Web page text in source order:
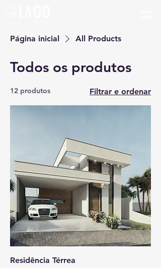
Página inicial All Products
Todos os produtos
12 produtos Filtrar e ordenar
Residência Térrea